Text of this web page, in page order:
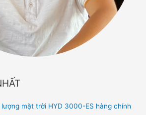
mặt trời HYD 3000-ES hàng chính